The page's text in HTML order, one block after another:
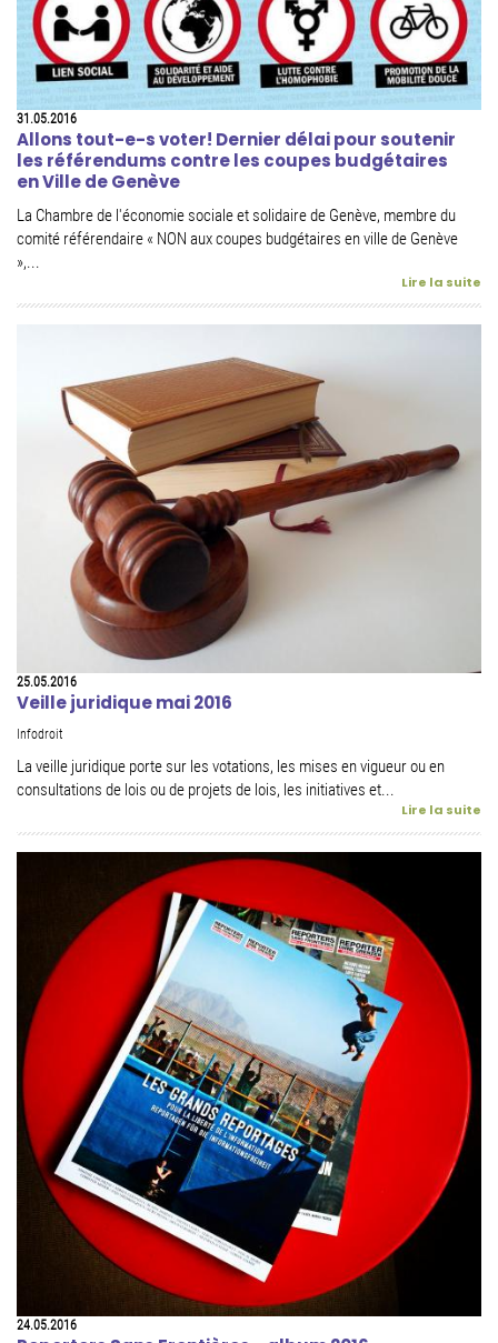
31.05.2016
Allons tout-e-s voter! Dernier délai pour soutenir
les référendums contre les coupes budgétaires
en Ville de Genève
La Chambre de l'économie sociale et solidaire de Genève, membre du
comité référendaire « NON aux coupes budgétaires en ville de Genève
»,...
Lire la suite
25.05.2016
Veille juridique mai 2016
Infodroit
La veille juridique porte sur les votations, les mises en vigueur ou en
consultations de lois ou de projets de lois, les initiatives et...
Lire la suite
24.05.2016